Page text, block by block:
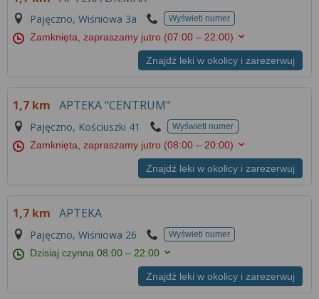
Pajęczno, Wiśniowa 3a Wyświetl numer
Zamknięta, zapraszamy jutro (07:00 – 22:00)
Znajdź leki w okolicy i zarezerwuj
1,7 km APTEKA "CENTRUM"
Pajęczno, Kościuszki 41 Wyświetl numer
Zamknięta, zapraszamy jutro (08:00 – 20:00)
Znajdź leki w okolicy i zarezerwuj
1,7 km APTEKA
Pajęczno, Wiśniowa 26 Wyświetl numer
Dzisiaj czynna08:00 – 22:00
Znajdź leki w okolicy i zarezerwuj
Więcej informacji na temat wykorzystywania
narzędzi zewnętrznych w naszym serwisie
znajdziesz wRegulaminie Serwisu.